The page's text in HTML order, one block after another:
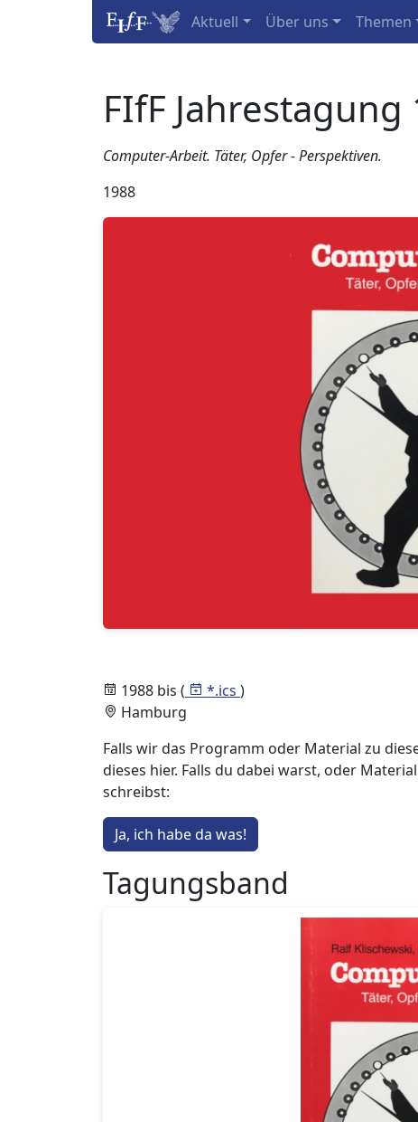
Aktuell Über uns Themen
FIfF Jahrestagung
Computer-Arbeit. Täter, Opfer - Perspektiven.
1988
1988 bis ( *.ics )
Hamburg
Falls wir das Programm oder Material zu
dieses hier. Falls du dabei warst, oder
schreibst:
Ja, ich habe da was!
Tagungsband